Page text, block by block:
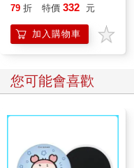
79 折 特價 332 元
加入購物車
您可能會喜歡